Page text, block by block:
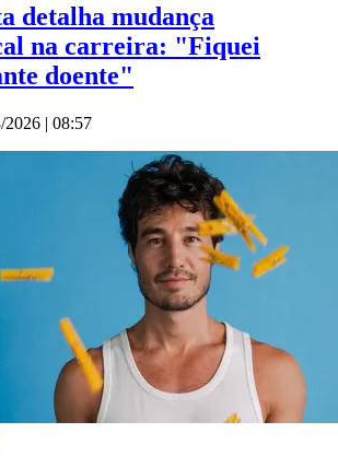
detalha mudança
na carreira: "Fiquei
doente"
2026 | 08:57